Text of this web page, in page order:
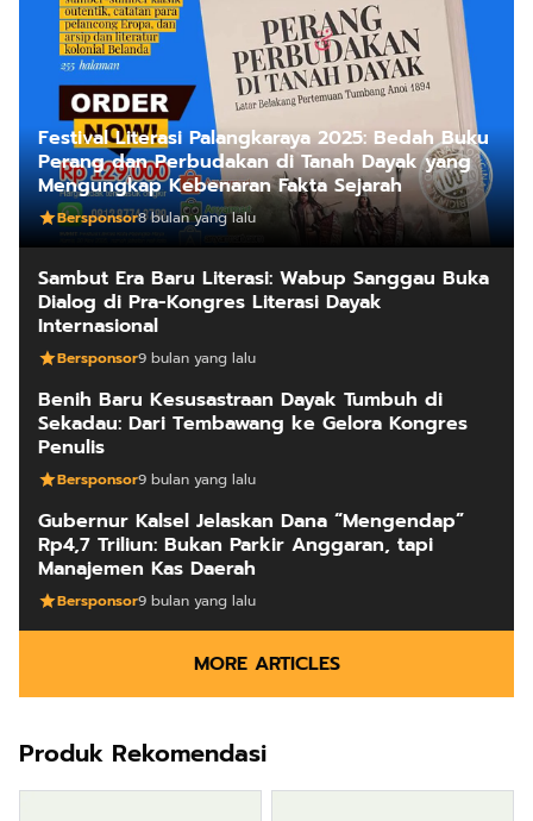
Festival Literasi Palangkaraya 2025: Bedah Buku
Perang dan Perbudakan di Tanah Dayak yang
Mengungkap Kebenaran Fakta Sejarah
Bersponsor8 bulan yang lalu
Sambut Era Baru Literasi: Wabup Sanggau Buka
Dialog di Pra-Kongres Literasi Dayak
Internasional
Bersponsor9 bulan yang lalu
Benih Baru Kesusastraan Dayak Tumbuh di
Sekadau: Dari Tembawang ke Gelora Kongres
Penulis
Bersponsor9 bulan yang lalu
Gubernur Kalsel Jelaskan Dana “Mengendap”
Rp4,7 Triliun: Bukan Parkir Anggaran, tapi
Manajemen Kas Daerah
Bersponsor9 bulan yang lalu
MORE ARTICLES
Produk Rekomendasi